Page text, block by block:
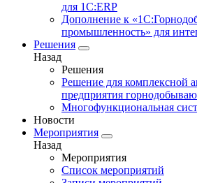
для 1С:ERP
Дополнение к
промышленность» для
Решения
Назад
Решения
Решение для комплексной
предприятия
Многофункциональная
Новости
Мероприятия
Назад
Мероприятия
Список мероприятий